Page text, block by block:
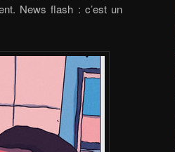
News flash : c’est un